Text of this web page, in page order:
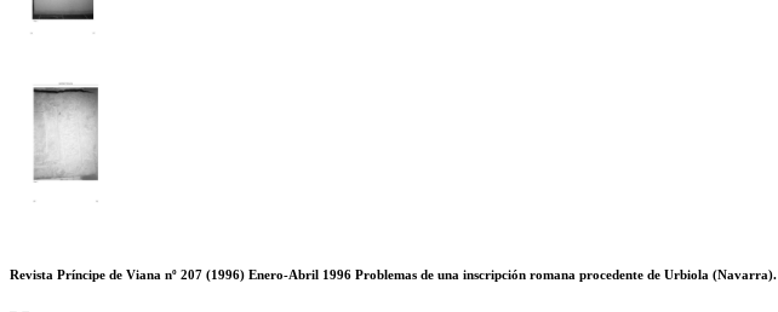
Revista Príncipe de Viana nº 207 (1996) Enero-Abril 1996 Problemas de una inscripción romana procedente de Urbiola (Navarra).